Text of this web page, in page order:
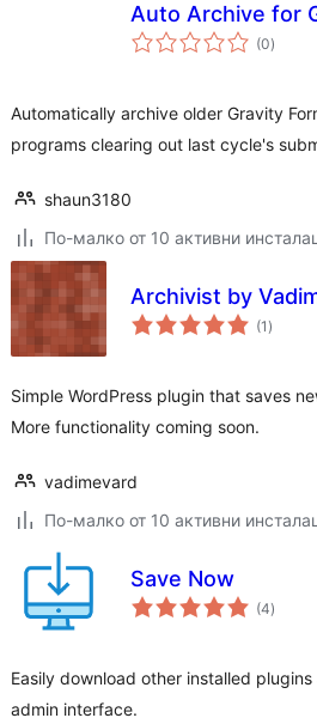
Auto Archive for
(0общо
оценки
)
Automatically archive older Gravity
programs clearing out last cycle's
shaun3180
По-малко от 10 активни
Archivist by
(1 общо
оценки
)
Simple WordPress plugin that saves
More functionality coming soon.
vadimevard
По-малко от 10 активни
Save Now
(4общо
оценки
)
Easily download other installed
admin interface.